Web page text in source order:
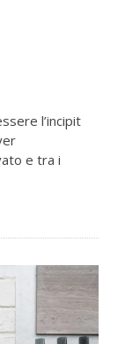
l’incipit
e tra i